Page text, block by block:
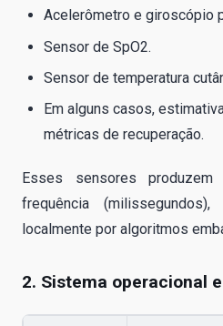
Acelerômetro e giroscópio
Sensor de SpO2.
Sensor de temperatura
Em alguns casos,
métricas de recuperação.
Esses sensores
frequência
localmente por algoritmos
2. Sistema operacional